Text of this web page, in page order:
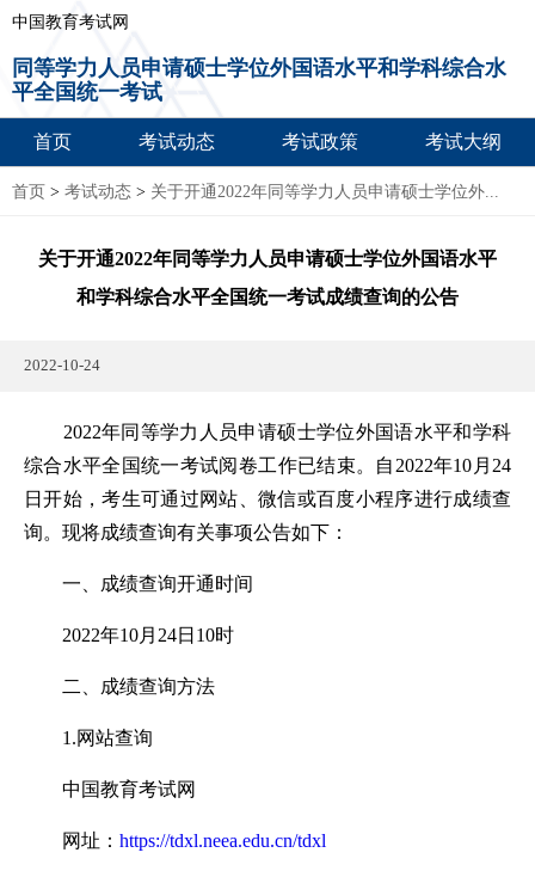
中国教育考试网
同等学力人员申请硕士学位外国语水平和学科综合水
平全国统一考试
首页 考试动态 考试政策 考试大纲
首页 > 考试动态 > 关于开通2022年同等学力人员申请硕士学位外...
关于开通2022年同等学力人员申请硕士学位外国语水平
和学科综合水平全国统一考试成绩查询的公告
2022-10-24
2022年同等学力人员申请硕士学位外国语水平和学科
综合水平全国统一考试阅卷工作已结束。自2022年10月24
日开始，考生可通过网站、微信或百度小程序进行成绩查
询。现将成绩查询有关事项公告如下：
一、成绩查询开通时间
2022年10月24日10时
二、成绩查询方法
1.网站查询
中国教育考试网
网址： https://tdxl.neea.edu.cn/tdxl